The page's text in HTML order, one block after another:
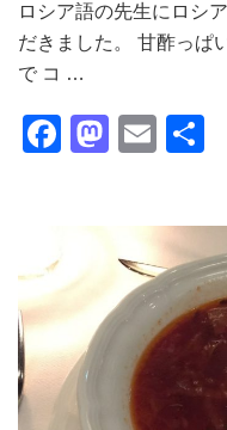
ロシア語の先生にロシ
だきました。 甘酢っぱ
で コ …
Facebook